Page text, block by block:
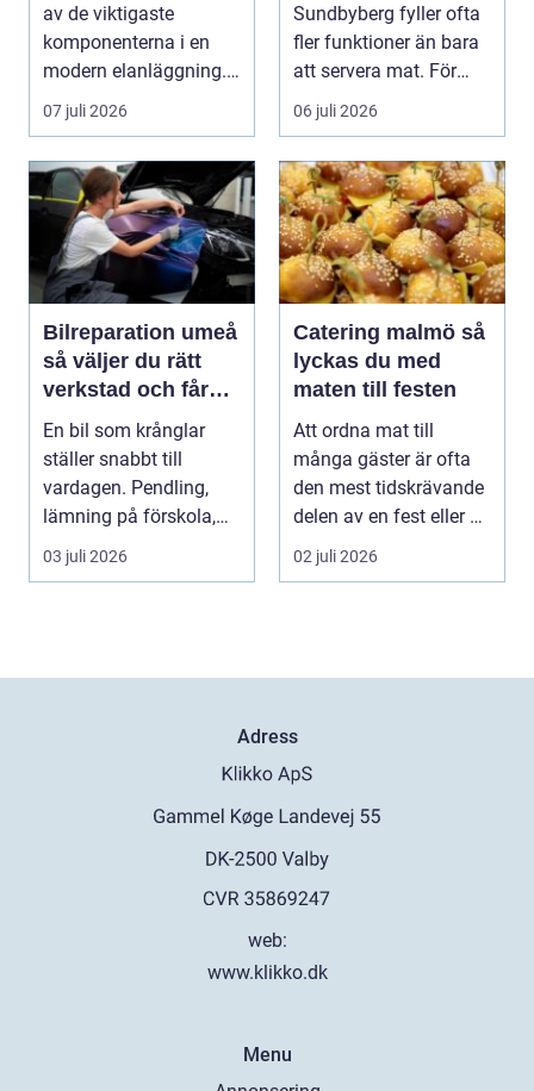
av de viktigaste
komponenterna i en
modern elanläggning.
Den skyddar
människo...
07 juli 2026
Sundbyberg fyller ofta
fler funktioner än bara
att servera mat. För
många blir den s...
06 juli 2026
Bilreparation umeå
så väljer du rätt
verkstad och får
bilen att hålla
längre
En bil som krånglar
ställer snabbt till
vardagen. Pendling,
lämning på förskola,
utflykter och storh...
03 juli 2026
Catering malmö så
lyckas du med
maten till festen
Att ordna mat till
många gäster är ofta
den mest tidskrävande
delen av en fest eller ett
event. Samt...
02 juli 2026
Adress
web:
www.klikko.dk
Menu